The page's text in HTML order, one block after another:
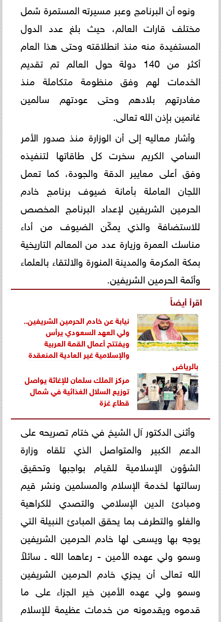
ونوه أن البرنامج وعبر مسيرته المستمرة شمل
مختلف قارات العالم، حيث بلغ عدد الدول
المستفيدة منه منذ انطلاقته وحتى هذا العام
أكثر من 140 دولة حول العالم تم تقديم
الخدمات لهم وفق منظومة متكاملة منذ
مغادرتهم بلادهم وحتى عودتهم سالمين
غانمين بإذن الله تعالى.
وأشار معاليه إلى أن الوزارة منذ صدور الأمر
السامي الكريم سخرت كل طاقاتها لتنفيذه
وفق أعلى معايير الدقة والجودة، كما تعمل
اللجان العاملة بأمانة ضيوف برنامج خادم
الحرمين الشريفين لإعداد البرنامج المخصص
للاستضافة والذي يمكّن الضيوف من أداء
مناسك العمرة وزيارة عدد من المعالم التاريخية
بمكة المكرمة والمدينة المنورة والالتقاء بالعلماء
وأئمة الحرمين الشريفين.
اقرأ أيضاً
نيابة عن خادم الحرمين الشريفين..
ولي العهد السعودي يرأس
ويفتتح أعمال القمة العربية
والإسلامية غير العادية المنعقدة
بالرياض
مركز الملك سلمان للإغاثة يواصل
توزيع السلال الغذائية في شمال
قطاع غزة
وأثنى الدكتور آل الشيخ في ختام تصريحه على
الدعم الكبير والمتواصل الذي تلقاه وزارة
الشؤون الإسلامية للقيام بواجبها وتحقيق
رسالتها لخدمة الإسلام والمسلمين ونشر قيم
ومبادئ الدين الإسلامي والتصدي للكراهية
والغلو والتطرف بما يحقق المبادئ النبيلة التي
يوجه بها ويسعى لها خادم الحرمين الشريفين
وسمو ولي عهده الأمين - رعاهما الله ـ سائلاً
الله تعالى أن يجزي خادم الحرمين الشريفين
وسمو ولي عهده الأمين خير الجزاء على ما
قدموه ويقدمونه من خدمات عظيمة للإسلام